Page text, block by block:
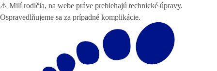
⚠️ Milí rodičia, na webe práve prebiehajú technické úpravy.
Ospravedlňujeme sa za prípadné komplikácie.